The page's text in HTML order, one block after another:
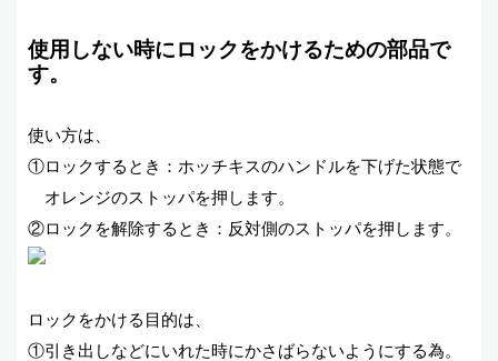
使用しない時にロックをかけるための部品で
す。
使い方は、
①ロックするとき：ホッチキスのハンドルを下げた状態で
オレンジのストッパを押します。
②ロックを解除するとき：反対側のストッパを押します。
ロックをかける目的は、
①引き出しなどにいれた時にかさばらないようにする為。